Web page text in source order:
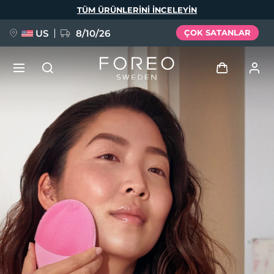
TÜM ÜRÜNLERINI INCELEYIN
US 8/10/26 ÇOK SATANLAR
Kullanici profi̇li̇
Siparişlerim
Adresim
Aboneliklerim
FAQ™ Pure Beauty-Tech Elixir
BREAKING NEWS
issa™ Teeth Whitening Set
Dil Seçimi
English Deutsch
Español
Français
Italiano
Português
Polski
Svenska
Русский
Türkçe
简体中文 繁體中文